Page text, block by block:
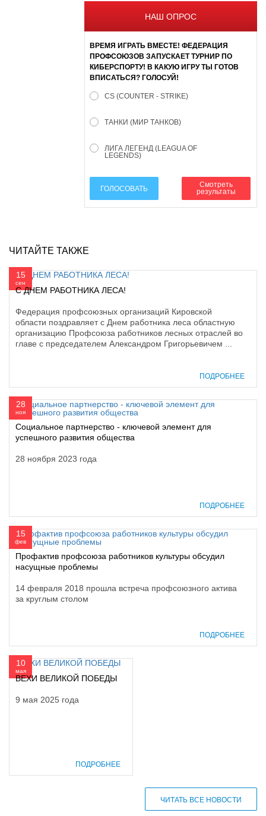
НАШ ОПРОС
ВРЕМЯ ИГРАТЬ ВМЕСТЕ! ФЕДЕРАЦИЯ
ПРОФСОЮЗОВ ЗАПУСКАЕТ ТУРНИР ПО
КИБЕРСПОРТУ! В КАКУЮ ИГРУ ТЫ ГОТОВ
ВПИСАТЬСЯ? ГОЛОСУЙ!
CS (COUNTER - STRIKE)
ТАНКИ (МИР ТАНКОВ)
ЛИГА ЛЕГЕНД (LEAGUA OF
LEGENDS)
ГОЛОСОВАТЬ
Смотреть
результаты
ЧИТАЙТЕ ТАКЖЕ
15
сен
С ДНЕМ РАБОТНИКА ЛЕСА!
Федерация профсоюзных организаций Кировской
области поздравляет с Днем работника леса областную
организацию Профсоюза работников лесных отраслей во
главе с председателем Александром Григорьевичем ...
ПОДРОБНЕЕ
28
ноя
Социальное партнерство - ключевой элемент для
успешного развития общества
28 ноября 2023 года
ПОДРОБНЕЕ
15
фев
Профактив профсоюза работников культуры обсудил
насущные проблемы
14 февраля 2018 прошла встреча профсоюзного актива
за круглым столом
ПОДРОБНЕЕ
10
мая
ВЕХИ ВЕЛИКОЙ ПОБЕДЫ
9 мая 2025 года
ПОДРОБНЕЕ
ЧИТАТЬ ВСЕ НОВОСТИ